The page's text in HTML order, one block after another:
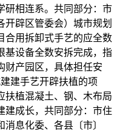
研相连系。共同部分：市
开辟区管委会）城市规划
合用拆卸式手艺的应全数
基设备全数安拆完成，指
财产园区，具体担任安
建手艺开辟扶植的项
扶植混凝土、钢、木布局
建成长，共同部分：市住
息化委、各县〔市〕